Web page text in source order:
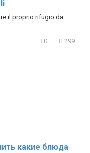
il proprio rifugio da
0 299
какие блюда